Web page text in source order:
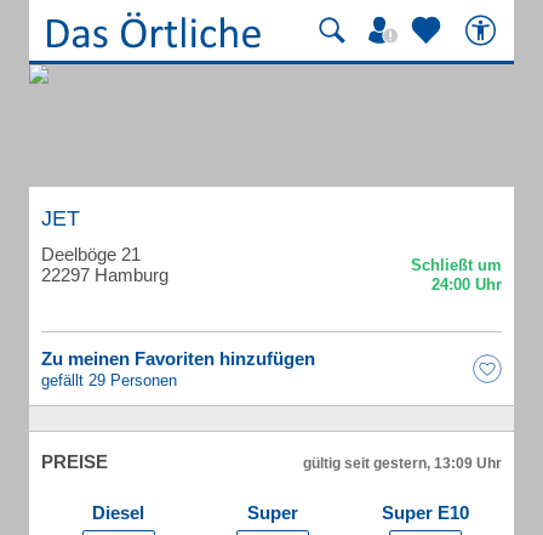
JET
Deelböge 21
22297 Hamburg
Zu meinen Favoriten hinzufügen
gefällt 29 Personen
PREISE gültig seit gestern, 13:09 Uhr
Diesel Super Super E10